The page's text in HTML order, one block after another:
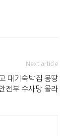
Next article
대기숙박집 몽땅
전부 수사망 올라